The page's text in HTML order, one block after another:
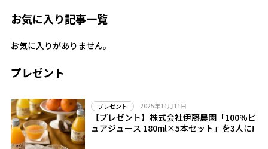
お気に入り記事一覧
お気に入りがありません。
プレゼント
プレゼント 2025年11月11日
【プレゼント】株式会社伊藤農園「100%ピ
ュアジュース 180ml×5本セット」を3人に!